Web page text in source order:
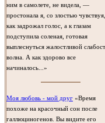
ним в самолете, не видела, —
простонала я, со злостью чувствуя,
как задрожал голос, а к глазам
подступила соленая, готовая
выплеснуться жалостливой
волна. А как здорово все
начиналось...»
Моя любовь - мой друг «Время
похоже на красочный сон после
галлюциногенов. Вы видите его